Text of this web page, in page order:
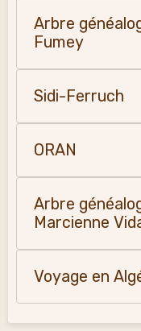
Arbre
Fumey
Sidi-Ferruch
ORAN
Arbre
Marcienne
Voyage en